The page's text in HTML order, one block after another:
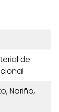
de
Nariño,